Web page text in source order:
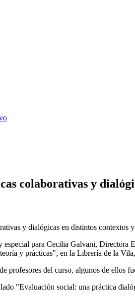
colaborativas y
para Cecilia Galvani, Directora
y prácticas", en la Librería de la
profesores del curso, algunos de
"Evaluación social: una práctica